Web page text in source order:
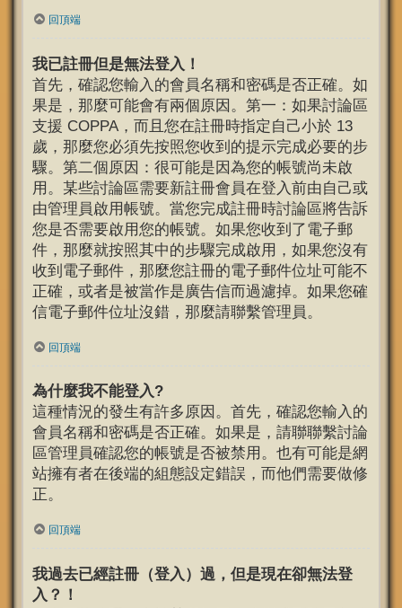
回頂端
我已註冊但是無法登入！
首先，確認您輸入的會員名稱和密碼是否正確。如
果是，那麼可能會有兩個原因。第一：如果討論區
支援 COPPA，而且您在註冊時指定自己小於 13
歲，那麼您必須先按照您收到的提示完成必要的步
驟。第二個原因：很可能是因為您的帳號尚未啟
用。某些討論區需要新註冊會員在登入前由自己或
由管理員啟用帳號。當您完成註冊時討論區將告訴
您是否需要啟用您的帳號。如果您收到了電子郵
件，那麼就按照其中的步驟完成啟用，如果您沒有
收到電子郵件，那麼您註冊的電子郵件位址可能不
正確，或者是被當作是廣告信而過濾掉。如果您確
信電子郵件位址沒錯，那麼請聯繫管理員。
回頂端
為什麼我不能登入?
這種情況的發生有許多原因。首先，確認您輸入的
會員名稱和密碼是否正確。如果是，請聯聯繫討論
區管理員確認您的帳號是否被禁用。也有可能是網
站擁有者在後端的組態設定錯誤，而他們需要做修
正。
回頂端
我過去已經註冊（登入）過，但是現在卻無法登
入？！